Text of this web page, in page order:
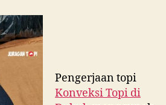
Pengerjaan topi
Konveksi Topi di